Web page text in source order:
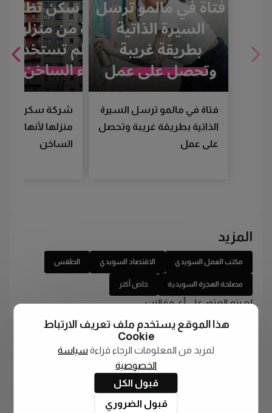
فتاة في مالمو ترسل السيرة
الذاتية بطريقة غريبة وتحصل
على عمل
شركة سكن
منزلها لأنها لم
الساخن
المزيد
مكتب العمل السويدي الاقتصاد السويدي الطقس
مصلحة الهجرة السويدية خاص أكتر
لم يتم العثور على أي مقالات
هذا الموقع يستخدم ملف تعريف الارتباط
Cookie
لمزيد من المعلومات الرجاء قراءة سياسة
الخصوصية
قبول الكل
قبول الضروري